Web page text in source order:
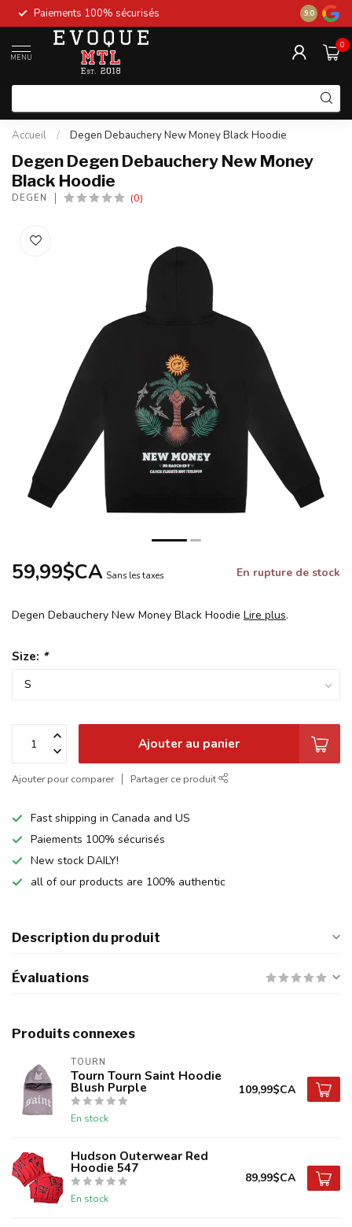
Paiements 100% sécurisés New stock
9.0
MENU
0
Accueil / Degen Debauchery New Money Black Hoodie
Degen Degen Debauchery New Money
Black Hoodie
DEGEN (0)
59,99$CA Sans les taxes En rupture de stock
Degen Debauchery New Money Black Hoodie Lire plus.
Size: *
Ajouter au panier
Ajouter pour comparer Partager ce produit
Fast shipping in Canada and US
Paiements 100% sécurisés
New stock DAILY!
all of our products are 100% authentic
Description du produit
Évaluations
Produits connexes
TOURN
Tourn Tourn Saint Hoodie
Blush Purple
En stock
109,99$CA
Hudson Outerwear Red
Hoodie 547
En stock
89,99$CA